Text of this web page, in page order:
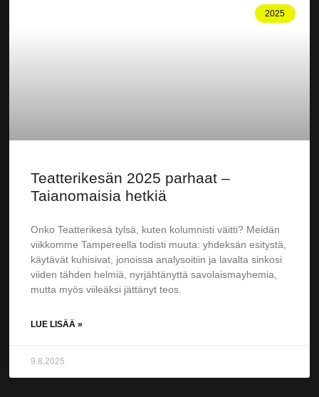
2025
Teatterikesän 2025 parhaat –
Taianomaisia hetkiä
Onko Teatterikesä tylsä, kuten kolumnisti väitti? Meidän
viikkomme Tampereella todisti muuta: yhdeksän esitystä,
käytävät kuhisivat, jonoissa analysoitiin ja lavalta sinkosi
viiden tähden helmiä, nyrjähtänyttä savolaismayhemia,
mutta myös viileäksi jättänyt teos.
LUE LISÄÄ »
9.8.2025